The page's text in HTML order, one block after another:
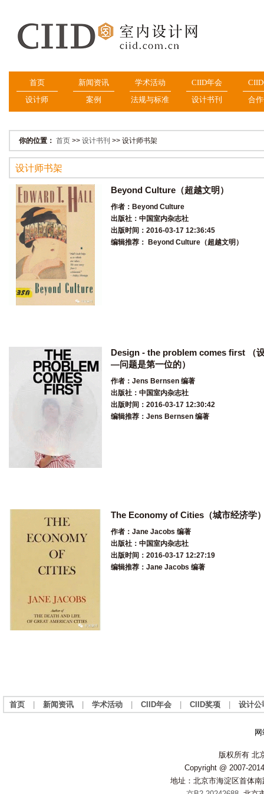
首页 新闻资讯 学术活动 CIID年会
设计师
案例 法规与标准 设计书刊 合
你的位置： 首页 >> 设计书刊 >> 设计师书架
设计师书架
Beyond Culture（超越文明）
作者：Beyond Culture
出版社：中国室内杂志社
出版时间：2016-03-17 12:36:45
编辑推荐： Beyond Culture（超越文明）
Design - the problem comes first （
—问题是第一位的）
作者：Jens Bernsen 编著
出版社：中国室内杂志社
出版时间：2016-03-17 12:30:42
编辑推荐：Jens Bernsen 编著
The Economy of Cities（城市经济学
作者：Jane Jacobs 编著
出版社：中国室内杂志社
出版时间：2016-03-17 12:27:19
编辑推荐：Jane Jacobs 编著
首页 新闻资讯 学术活动 CIID年会 CIID奖项 设计公
版权所有 北
Copyright @ 2007-
地址：北京市海淀区首体